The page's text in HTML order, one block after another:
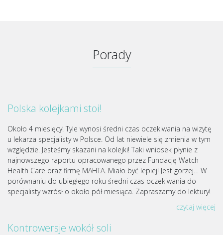
Porady
Polska kolejkami stoi!
Około 4 miesięcy! Tyle wynosi średni czas oczekiwania na wizytę
u lekarza specjalisty w Polsce. Od lat niewiele się zmienia w tym
względzie. Jesteśmy skazani na kolejki! Taki wniosek płynie z
najnowszego raportu opracowanego przez Fundację Watch
Health Care oraz firmę MAHTA. Miało być lepiej! Jest gorzej… W
porównaniu do ubiegłego roku średni czas oczekiwania do
specjalisty wzrósł o około pół miesiąca. Zapraszamy do lektury!
czytaj więcej
Kontrowersje wokół soli